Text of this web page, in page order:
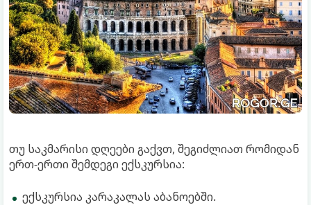
თუ საკმარისი დღეები გაქვთ, შეგიძლიათ რომიდან
ერთ-ერთი შემდეგი ექსკურსია:
ექსკურსია კარაკალას აბანოებში.